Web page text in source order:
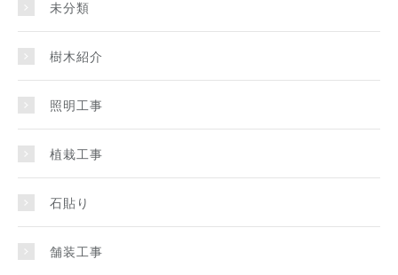
未分類
樹木紹介
照明工事
植栽工事
石貼り
舗装工事